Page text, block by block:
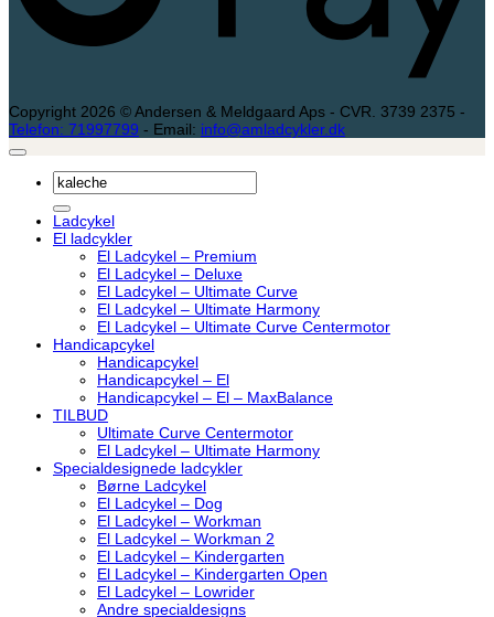
Copyright 2026 © Andersen & Meldgaard Aps - CVR. 3739 2375 -
Telefon: 71997799 - Email: info@amladcykler.dk
Søg
efter:
Ladcykel
El ladcykler
El Ladcykel – Premium
El Ladcykel – Deluxe
El Ladcykel – Ultimate Curve
El Ladcykel – Ultimate Harmony
El Ladcykel – Ultimate Curve Centermotor
Handicapcykel
Handicapcykel
Handicapcykel – El
Handicapcykel – El – MaxBalance
TILBUD
Ultimate Curve Centermotor
El Ladcykel – Ultimate Harmony
Specialdesignede ladcykler
Børne Ladcykel
El Ladcykel – Dog
El Ladcykel – Workman
El Ladcykel – Workman 2
El Ladcykel – Kindergarten
El Ladcykel – Kindergarten Open
El Ladcykel – Lowrider
Andre specialdesigns